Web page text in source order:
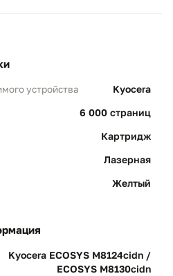
цвет
Формула тонера
появление "грязных" или
в желтом спектре.
насыщенность на
керамики:
полирующие
бережно очищают
устройства Kyocera
6 000 страниц
Картридж
Лазерная
Желтый
Kyocera ECOSYS M8124cidn /
ECOSYS M8130cidn